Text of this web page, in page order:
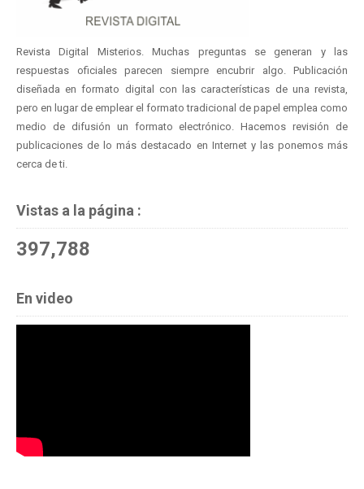
Revista Digital Misterios. Muchas preguntas se generan y las
respuestas oficiales parecen siempre encubrir algo. Publicación
diseñada en formato digital con las características de una revista,
pero en lugar de emplear el formato tradicional de papel emplea como
medio de difusión un formato electrónico. Hacemos revisión de
publicaciones de lo más destacado en Internet y las ponemos más
cerca de ti.
Vistas a la página :
397,788
En video